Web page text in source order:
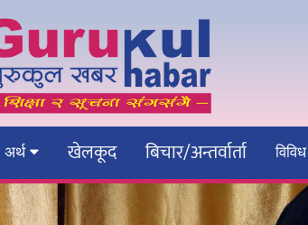
अर्थ खेलकूद बिचार/अन्तर्वार्ता विविध